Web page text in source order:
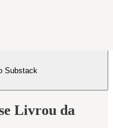
Substack
Livrou da